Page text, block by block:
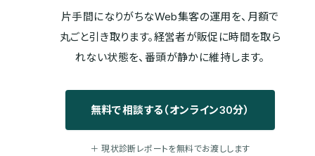
片手間になりがちなWeb集客の運用を、月額で
丸ごと引き取ります。経営者が販促に時間を取ら
れない状態を、番頭が静かに維持します。
無料で相談する（オンライン30分）
＋ 現状診断レポートを無料でお渡しします